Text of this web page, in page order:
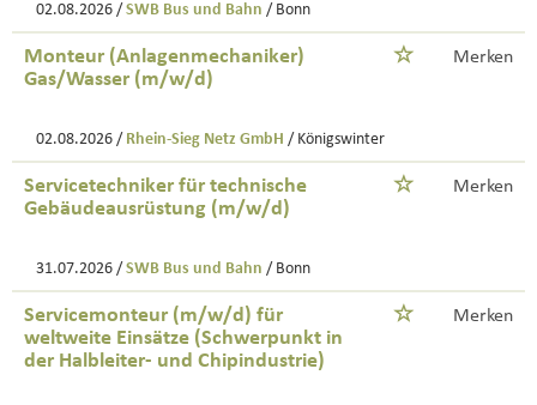
02.08.2026 / SWB Bus und Bahn / Bonn
Monteur (Anlagenmechaniker)
Gas/Wasser (m/w/d)
Merken
02.08.2026 / Rhein-Sieg Netz GmbH / Königswinter
Servicetechniker für technische
Gebäudeausrüstung (m/w/d)
Merken
31.07.2026 / SWB Bus und Bahn / Bonn
Servicemonteur (m/w/d) für
weltweite Einsätze (Schwerpunkt in
der Halbleiter- und Chipindustrie)
Merken